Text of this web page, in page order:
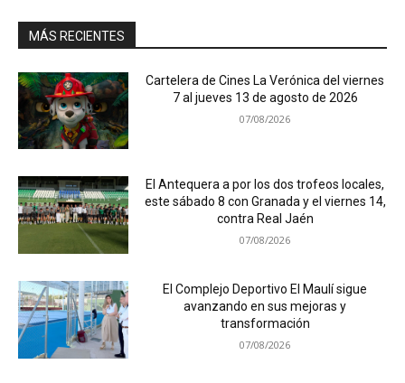
MÁS RECIENTES
Cartelera de Cines La Verónica del viernes
7 al jueves 13 de agosto de 2026
07/08/2026
El Antequera a por los dos trofeos locales,
este sábado 8 con Granada y el viernes 14,
contra Real Jaén
07/08/2026
El Complejo Deportivo El Maulí sigue
avanzando en sus mejoras y
transformación
07/08/2026